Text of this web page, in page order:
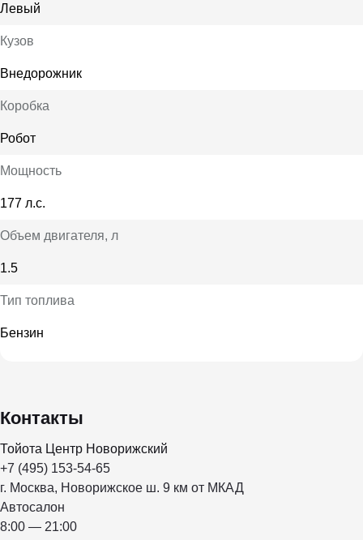
Левый
Кузов
Внедорожник
Коробка
Робот
Мощность
177 л.с.
Объем двигателя, л
1.5
Тип топлива
Бензин
Контакты
Тойота Центр Новорижский
+7 (495) 153-54-65
г. Москва, Новорижское ш. 9 км от МКАД
Автосалон
8:00 — 21:00